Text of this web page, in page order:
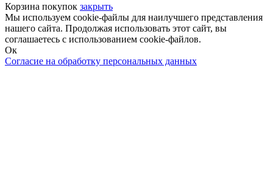
Корзина покупок закрыть
Мы используем cookie-файлы для наилучшего представления
нашего сайта. Продолжая использовать этот сайт, вы
соглашаетесь с использованием cookie-файлов.
Ок
Согласие на обработку персональных данных